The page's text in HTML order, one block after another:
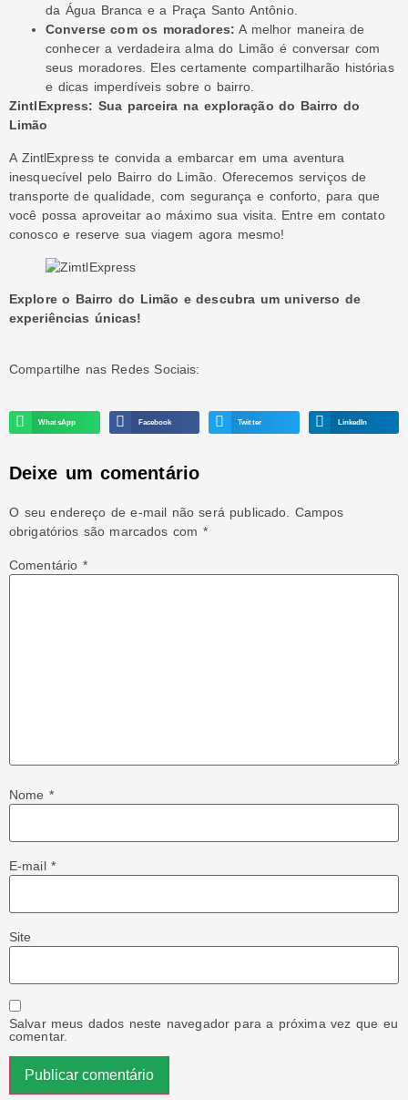
da Água Branca e a Praça Santo Antônio.
Converse com os moradores: A melhor maneira de
conhecer a verdadeira alma do Limão é conversar com
seus moradores. Eles certamente compartilharão histórias
e dicas imperdíveis sobre o bairro.
ZintlExpress: Sua parceira na exploração do Bairro do
Limão
A ZintlExpress te convida a embarcar em uma aventura
inesquecível pelo Bairro do Limão. Oferecemos serviços de
transporte de qualidade, com segurança e conforto, para que
você possa aproveitar ao máximo sua visita. Entre em contato
conosco e reserve sua viagem agora mesmo!
Explore o Bairro do Limão e descubra um universo de
experiências únicas!
Compartilhe nas Redes Sociais:
WhatsApp Facebook Twitter LinkedIn
Deixe um comentário
O seu endereço de e-mail não será publicado.
Campos
obrigatórios são marcados com *
Comentário *
Nome *
E-mail*
Site
Salvar meus dados neste navegador para a próxima vez que eu
comentar.